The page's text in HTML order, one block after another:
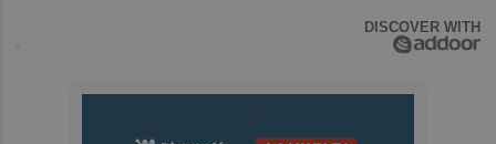
DISCOVER WITH